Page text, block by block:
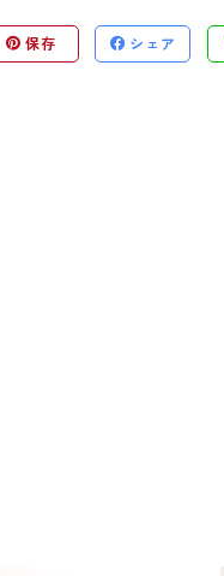
保存 シェア